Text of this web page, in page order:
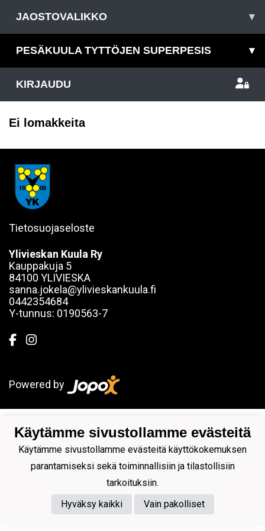
JAOSTOVALIKKO ▾
PESÄKUULA TYTTÖJEN SUPERPESIS ▾
KIRJAUDU
Ei lomakkeita
Tietosuojaseloste
Ylivieskan Kuula Ry
Kauppakuja 5
84100 YLIVIESKA
sanna.jokela@ylivieskankuula.fi
0442354684
Y-tunnus: 0190563-7
Powered by
Käytämme sivustollamme evästeitä
Käytämme sivustollamme evästeitä käyttökokemuksen
parantamiseksi sekä toiminnallisiin ja tilastollisiin
tarkoituksiin.
Hyväksy kaikki
Vain pakolliset